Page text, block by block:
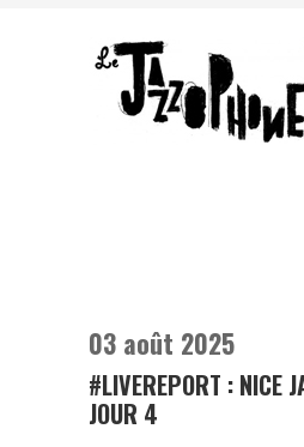
03 août 2025
#LIVEREPORT : NICE
JOUR 4